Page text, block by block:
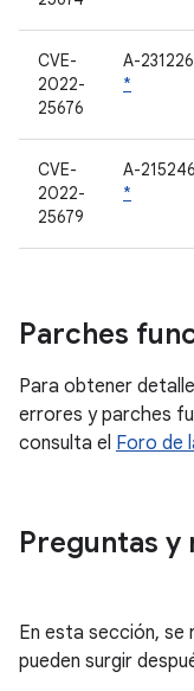
CVE-
2022-
25676
A-
*
CVE-
2022-
25679
A-
*
Parches
Para obtener
errores y parches
consulta el Foro de
Preguntas
En esta sección, se
pueden surgir